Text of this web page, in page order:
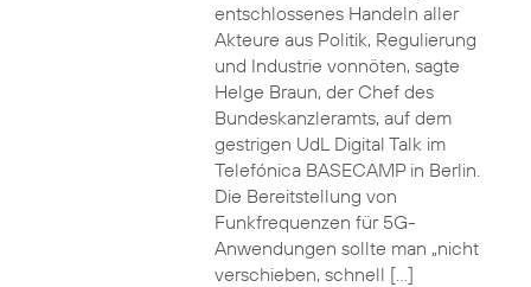
entschlossenes Handeln aller
Akteure aus Politik, Regulierung
und Industrie vonnöten, sagte
Helge Braun, der Chef des
Bundeskanzleramts, auf dem
gestrigen UdL Digital Talk im
Telefónica BASECAMP in Berlin.
Die Bereitstellung von
Funkfrequenzen für 5G-
Anwendungen sollte man „nicht
verschieben, schnell […]